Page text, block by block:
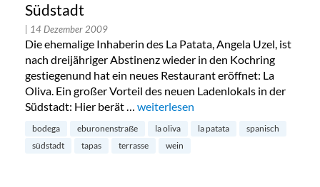
Südstadt
| 14 Dezember 2009
Die ehemalige Inhaberin des La Patata, Angela Uzel, ist
nach dreijähriger Abstinenz wieder in den Kochring
gestiegenund hat ein neues Restaurant eröffnet: La
Oliva. Ein großer Vorteil des neuen Ladenlokals in der
Südstadt: Hier berät … „Neues Restaurant „La Oliva“ in der
weiterlesen
bodega eburonenstraße la oliva la patata
spanisch
südstadt
tapas terrasse wein